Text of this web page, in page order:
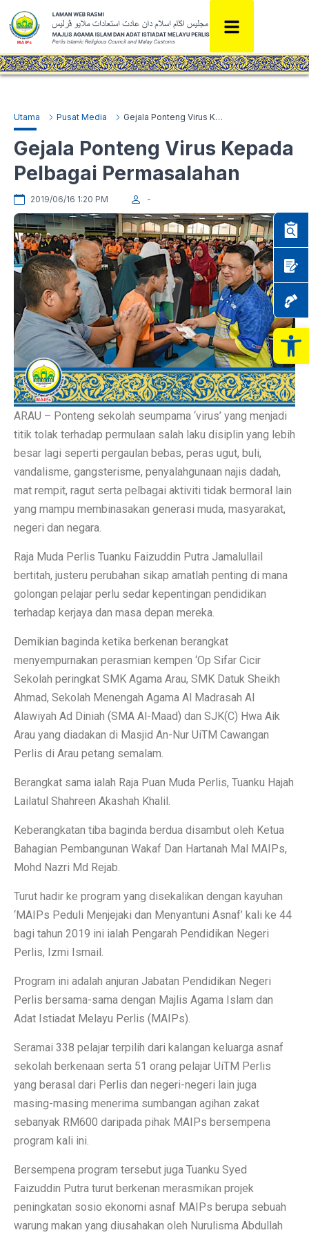
Utama Pusat Media Gejala Ponteng Virus Kepada Pelbagai Permasalahan
Gejala Ponteng Virus Kepada
Pelbagai Permasalahan
2019/06/16 1:20 PM -
ARAU – Ponteng sekolah seumpama ‘virus’ yang menjadi
titik tolak terhadap permulaan salah laku disiplin yang lebih
besar lagi seperti pergaulan bebas, peras ugut, buli,
vandalisme, gangsterisme, penyalahgunaan najis dadah,
mat rempit, ragut serta pelbagai aktiviti tidak bermoral lain
yang mampu membinasakan generasi muda, masyarakat,
negeri dan negara.
Raja Muda Perlis Tuanku Faizuddin Putra Jamalullail
bertitah, justeru perubahan sikap amatlah penting di mana
golongan pelajar perlu sedar kepentingan pendidikan
terhadap kerjaya dan masa depan mereka.
Demikian baginda ketika berkenan berangkat
menyempurnakan perasmian kempen ‘Op Sifar Cicir
Sekolah peringkat SMK Agama Arau, SMK Datuk Sheikh
Ahmad, Sekolah Menengah Agama Al Madrasah Al
Alawiyah Ad Diniah (SMA Al-Maad) dan SJK(C) Hwa Aik
Arau yang diadakan di Masjid An-Nur UiTM Cawangan
Perlis di Arau petang semalam.
Berangkat sama ialah Raja Puan Muda Perlis, Tuanku Hajah
Lailatul Shahreen Akashah Khalil.
Keberangkatan tiba baginda berdua disambut oleh Ketua
Bahagian Pembangunan Wakaf Dan Hartanah Mal MAIPs,
Mohd Nazri Md Rejab.
Turut hadir ke program yang disekalikan dengan kayuhan
‘MAIPs Peduli Menjejaki dan Menyantuni Asnaf’ kali ke 44
bagi tahun 2019 ini ialah Pengarah Pendidikan Negeri
Perlis, Izmi Ismail.
Program ini adalah anjuran Jabatan Pendidikan Negeri
Perlis bersama-sama dengan Majlis Agama Islam dan
Adat Istiadat Melayu Perlis (MAIPs).
Seramai 338 pelajar terpilih dari kalangan keluarga asnaf
sekolah berkenaan serta 51 orang pelajar UiTM Perlis
yang berasal dari Perlis dan negeri-negeri lain juga
masing-masing menerima sumbangan agihan zakat
sebanyak RM600 daripada pihak MAIPs bersempena
program kali ini.
Bersempena program tersebut juga Tuanku Syed
Faizuddin Putra turut berkenan merasmikan projek
peningkatan sosio ekonomi asnaf MAIPs berupa sebuah
warung makan yang diusahakan oleh Nurulisma Abdullah